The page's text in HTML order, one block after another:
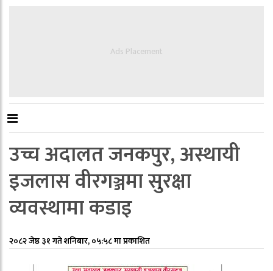
Ads Placement
उच्च अदालत जनकपुर, अस्थायी
इजलास वीरगञ्जमा सुरक्षा
व्यवस्थामा कडाइ
२०८२ जेष्ठ ३१ गते शनिबार, ०५:५८ मा प्रकाशित